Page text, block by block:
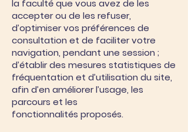
la faculté que vous avez de les
accepter ou de les refuser,
d’optimiser vos préférences de
consultation et de faciliter votre
navigation, pendant une session ;
d’établir des mesures statistiques de
fréquentation et d’utilisation du site,
afin d’en améliorer l’usage, les
parcours et les
fonctionnalités proposés.